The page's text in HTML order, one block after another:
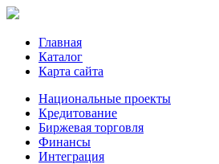
Главная
Каталог
Карта сайта
Национальные проекты
Кредитование
Биржевая торговля
Финансы
Интеграция